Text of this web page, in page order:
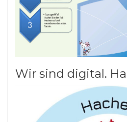
Wir sind digital.